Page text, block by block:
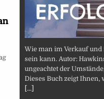
Wie man im Verkauf
sein kann. Autor:
ungeachtet der
Dieses Buch zeigt Ihnen,
[...]